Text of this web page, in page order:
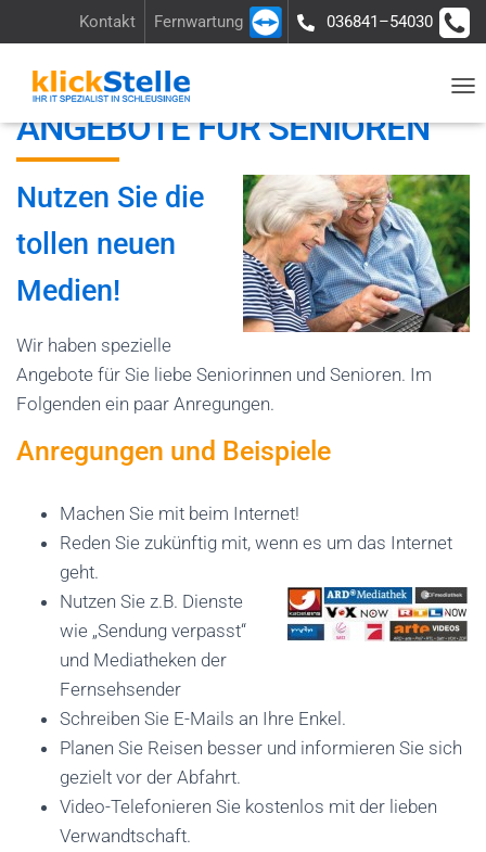
036841–54030
Fernwartung
Kontakt
I
G
A
T
I
T
E
ANGEBOTE FÜR SENIOREN
Nutzen Sie die
tollen neuen
Medien!
Wir haben spezielle
Angebote für Sie liebe Seniorinnen und Senioren. Im
Folgenden ein paar Anregungen.
Anregungen und Beispiele
Machen Sie mit beim Internet!
Reden Sie zukünftig mit, wenn es um das Internet
geht.
Nutzen Sie z.B. Dienste
wie „Sendung verpasst“
und Mediatheken der
Fernsehsender
Schreiben Sie E-Mails an Ihre Enkel.
Planen Sie Reisen besser und informieren Sie sich
gezielt vor der Abfahrt.
Video-Telefonieren Sie kostenlos mit der lieben
Verwandtschaft.